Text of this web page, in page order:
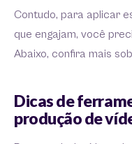
Contudo, para aplicar
que engajam, você
Abaixo, confira mais
Dicas de
produção de